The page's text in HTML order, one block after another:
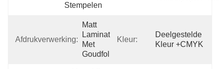
Stempelen
Afdrukverwerking:
Matt
Laminatie
Met
Goudfolie
Kleur:
Deelgestelde
Kleur +CMYK